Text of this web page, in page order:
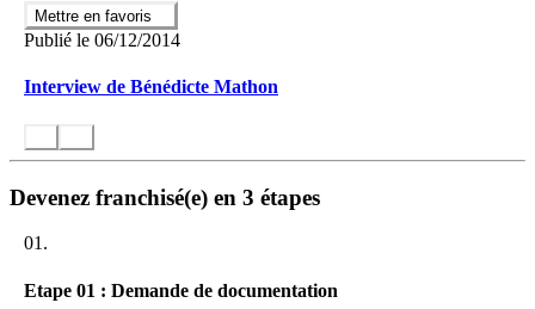
ventes effectuées sur le site ; ce modèle génère des recettes
récurrentes et permet de bâtir sur la durée une réelle rentabilité
Votre rôle en tant que Responsable de réseau ?
un atout essentiel pour sécuriser et valoriser votre projet.
commerce sur votre secteur, permettant une prise d’autonomie
soutien nécessaire pour valoriser leurs offres en ligne.
Mettre en favoris
Publié le 06/12/2014
Interview de Bénédicte Mathon
Devenez franchisé(e) en 3 étapes
01.
Etape 01 : Demande de documentation